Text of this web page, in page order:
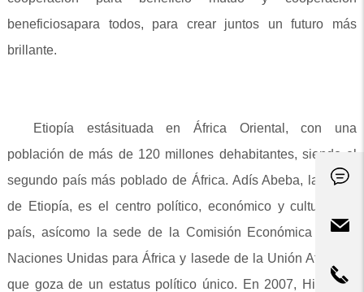
beneficiosapara todos, para crear juntos un futuro más
brillante.
Etiopía estásituada en África Oriental, con una
población de más de 120 millones dehabitantes, siendo el
segundo país más poblado de África. Adís Abeba, lacapital
de Etiopía, es el centro político, económico y cultural del
país, asícomo la sede de la Comisión Económica de las
Naciones Unidas para África y lasede de la Unión Africana,
que goza de un estatus político único. En 2007, HigerBus